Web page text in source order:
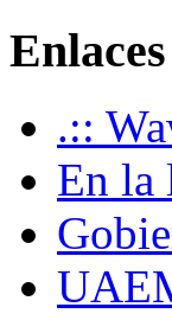
Enlaces
.::
En la